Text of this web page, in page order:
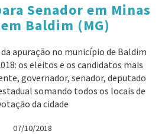
Senador em Minas
Baldim (MG)
apuração no município de Baldim
os eleitos e os candidatos mais
governador, senador, deputado
somando todos os locais de
da cidade
07/10/2018